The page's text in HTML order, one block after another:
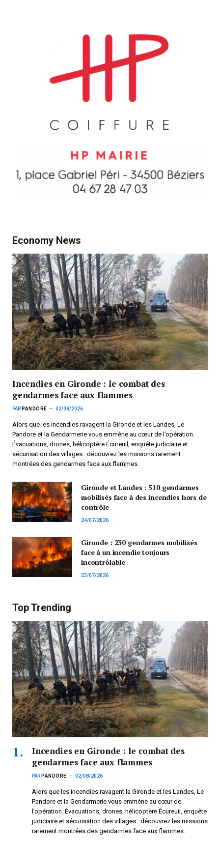
Economy News
Incendies en Gironde : le combat des
gendarmes face aux flammes
PAR PANDORE 02/08/2026
Alors que les incendies ravagent la Gironde et les Landes, Le
Pandore et la Gendarmerie vous emmène au cœur de l’opération.
Évacuations, drones, hélicoptère Écureuil, enquête judiciaire et
sécurisation des villages : découvrez les missions rarement
montrées des gendarmes face aux flammes.
Gironde et Landes : 510 gendarmes
mobilisés face à des incendies hors de
contrôle
24/07/2026
Gironde : 230 gendarmes mobilisés
face à un incendie toujours
incontrôlable
23/07/2026
Top Trending
Incendies en Gironde : le combat des
gendarmes face aux flammes
PAR PANDORE 02/08/2026
Alors que les incendies ravagent la Gironde et les Landes, Le
Pandore et la Gendarmerie vous emmène au cœur de
l’opération. Évacuations, drones, hélicoptère Écureuil, enquête
judiciaire et sécurisation des villages : découvrez les missions
rarement montrées des gendarmes face aux flammes.